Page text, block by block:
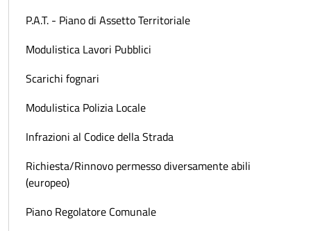
P.A.T. - Piano di Assetto Territoriale
Modulistica Lavori Pubblici
Scarichi fognari
Modulistica Polizia Locale
Infrazioni al Codice della Strada
Richiesta/Rinnovo permesso diversamente abili
(europeo)
Piano Regolatore Comunale